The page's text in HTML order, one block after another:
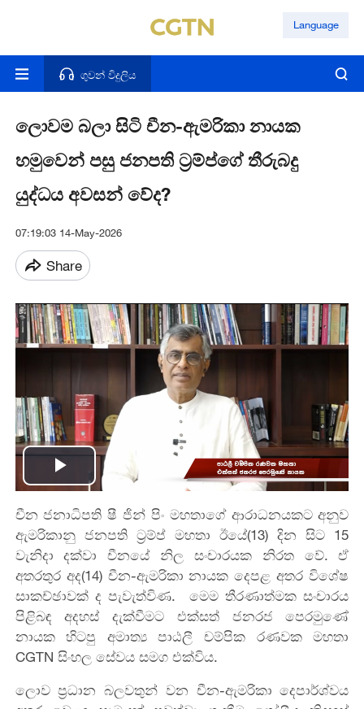
Language
ගුවන් විදුලිය
ලොවම බලා සිටි චීන-ඇමරිකා නායක
හමුවෙන් පසු ජනපති ට්‍රම්ප්ගේ තීරුබදු
යුද්ධය අවසන් වේද?
07:19:03 14-May-2026
Share
Play
Video
චීන ජනාධිපති ෂී ජින් පිං මහතාගේ ආරාධනයකට අනුව
ඇමරිකානු ජනපති ට්‍රම්ප් මහතා ඊයේ(13) දින සිට 15
වැනිදා දක්වා චීනයේ නිල සංචාරයක නිරත වේ. ඒ
අතරතුර අද(14) චීන-ඇමරිකා නායක දෙපළ අතර විශේෂ
සාකච්ඡාවක් ද පැවැත්විණ. මෙම තීරණාත්මක සංචාරය
පිළිබඳ අදහස් දැක්වීමට එක්සත් ජනරජ පෙරමුණේ
නායක හිටපු අමාත්‍ය පාඨලී චම්පික රණවක මහතා
CGTN සිංහල ‍සේවය සමග එක්විය.
ලොව ප්‍රධාන බලවතුන් වන චීන-ඇමරිකා දෙපාර්ශ්වය